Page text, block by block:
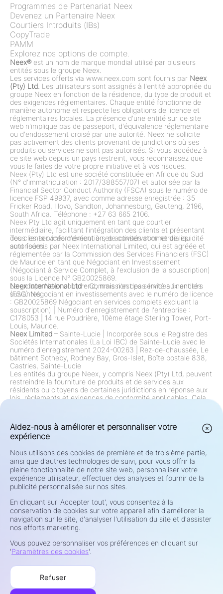
Programmes de Partenariat Neex
Devenez un Partenaire Neex
Courtiers Introduits (IBs)
CopyTrade
PAMM
Explorez nos options de compte.
Neex®est un nom de marque mondial utilisé par plusieurs
entités sous le groupe Neex.
Les services offerts via www.neex.com sont fournis par Neex
(Pty) Ltd. Les utilisateurs sont assignés à l'entité appropriée du
groupe Neex en fonction de la résidence, du type de produit et
des exigences réglementaires. Chaque entité fonctionne de
manière autonome et respecte les obligations de licence et
réglementaires locales. La présence d'une entité sur ce site
web n'implique pas de passeport, d'équivalence réglementaire
ou d'endossement croisé par une autorité. Neex ne sollicite
pas activement des clients provenant de juridictions où ses
produits ou services ne sont pas autorisés. Si vous accédez à
ce site web depuis un pays restreint, vous reconnaissez que
vous le faites de votre propre initiative et à vos risques.
Neex (Pty) Ltd est une société constituée en Afrique du Sud
(N° d'immatriculation : 2017/388557/07) et autorisée par la
Financial Sector Conduct Authority (FSCA) sous le numéro de
licence FSP 49937, avec comme adresse enregistrée : 35
Fricker Road, Illovo, Sandton, Johannesburg, Gauteng, 2196,
South Africa. Téléphone : +27 63 665 2106.
Neex Pty Ltd agit uniquement en tant que courtier
intermédiaire, facilitant l'intégration des clients et présentant
des clients conformément à ses activités commerciales
autorisées.
Tous les services d'exécution, de conservation et de liquidité
sont fournis par Neex International Limited, qui est agréée et
réglementée par la Commission des Services Financiers (FSC)
de Maurice en tant que Négociant en Investissement
(Négociant à Service Complet, à l'exclusion de la souscription)
sous la Licence N° GB20025869.
Le groupe Neex comprend, mais n'est pas limité aux entités
suivantes :
Neex International Ltd– Commission des services financiers
(FSC) Négociant en investissements avec le numéro de licence
: GB20025869 Négociant en services complets excluant la
souscription)
Numéro d'enregistrement de l'entreprise :
C178053
14 rue Poudrière, 10ème étage Sterling Tower, Port-
Louis, Maurice.
Neex Limited – Sainte-Lucie
Incorporée sous le Registre des
Sociétés Internationales (La Loi IBC) de Sainte-Lucie avec le
numéro d'enregistrement 2024-00263
Rez-de-chaussée, Le
bâtiment Sotheby, Rodney Bay, Gros-Islet, Boîte postale 838,
Castries, Sainte-Lucie
Les entités du groupe Neex, y compris Neex (Pty) Ltd, peuvent
restreindre la fourniture de produits et de services aux
résidents ou citoyens de certaines juridictions en réponse aux
lois, règlements et exigences de conformité applicables. Cela
telles offres sont interdites par la loi ou le règlement. Le groupe
examine et met continuellement à jour ses restrictions
conformément aux changements réglementaires.
le Forex sont des produits à effet de levier et présentent un
risque élevé de perte rapide de capital. Le trading de tels
instruments peut ne pas convenir à tous les investisseurs.
Votre potentiel de profit ou de perte est directement lié aux
fluctuations des prix du marché. Avant de trader, examinez
attentivement vos objectifs d'investissement, votre niveau
d'expérience, votre situation financière et votre tolérance au
risque. Si vous n'êtes pas sûr des risques ou des conditions de
trading, demandez un avis indépendant à un conseiller
financier qualifié. Ne tradez pas avec des fonds que vous ne
pouvez pas vous permettre de perdre.
Confidentialité et sécurité
Conditions d'utilisation
Politique de cookies
Avertissement sur les Risques
Gestion des plaintes
Aidez-nous à améliorer et personnaliser votre
expérience
Nous utilisons des cookies de première et de troisième partie,
ainsi que d'autres technologies de suivi, pour vous offrir la
pleine fonctionnalité de notre site web, personnaliser votre
expérience utilisateur, effectuer des analyses et fournir de la
publicité personnalisée sur nos sites.
En cliquant sur 'Accepter tout', vous consentez à la
conservation de cookies sur votre appareil afin d'améliorer la
navigation sur le site, d'analyser l'utilisation du site et d'assister
nos efforts marketing.
Vous pouvez personnaliser vos préférences en cliquant sur
'Paramètres des cookies'.
Refuser